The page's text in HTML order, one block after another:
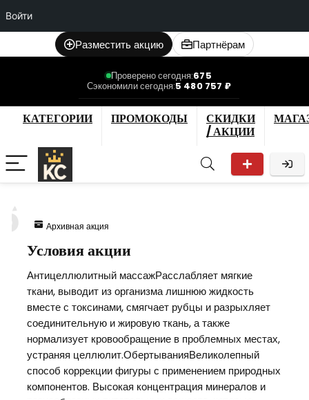
Войти
Разместить акцию Партнёрам
Проверено сегодня:675
Сэкономили сегодня:5 480 757 ₽
КАТЕГОРИИ ПРОМОКОДЫ
СКИДКИ
/ АКЦИИ
Архивная акция
Условия акции
Антицеллюлитный массажРасслабляет мягкие
ткани, выводит из организма лишнюю жидкость
вместе с токсинами, смягчает рубцы и разрыхляет
соединительную и жировую ткань, а также
нормализует кровообращение в проблемных местах,
устраняя целлюлит.ОбертыванияВеликолепный
способ коррекции фигуры с применением природных
компонентов. Высокая концентрация минералов и